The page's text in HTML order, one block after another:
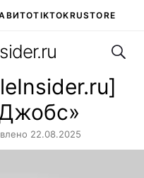
TIKTOKRUSTORE
22.08.2025